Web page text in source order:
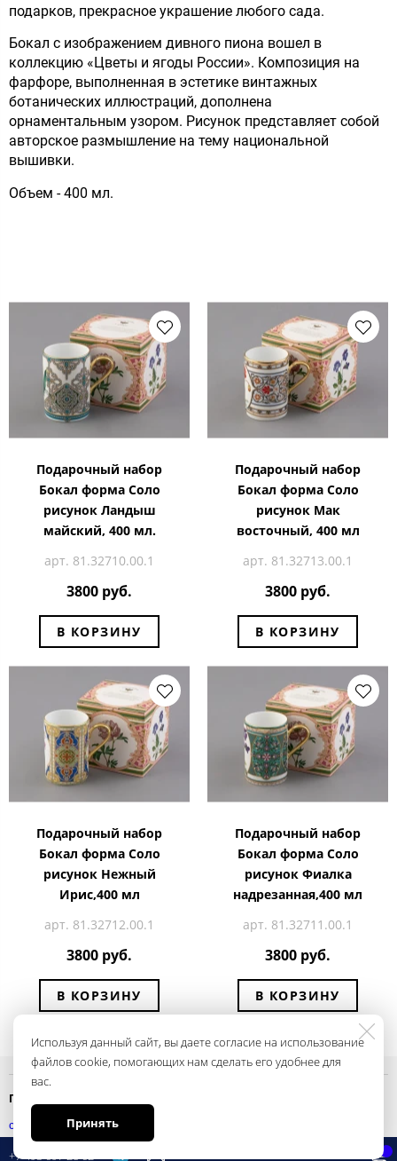
подарков, прекрасное украшение любого сада.
Бокал с изображением дивного пиона вошел в
коллекцию «Цветы и ягоды России». Композиция на
фарфоре, выполненная в эстетике винтажных
ботанических иллюстраций, дополнена
орнаментальным узором. Рисунок представляет собой
авторское размышление на тему национальной
вышивки.
Объем - 400 мл.
Подарочный набор
Бокал форма Соло
рисунок Ландыш
майский, 400 мл.
арт. 81.32710.00.1
3800 руб.
В КОРЗИНУ
Подарочный набор
Бокал форма Соло
рисунок Мак
восточный, 400 мл
арт. 81.32713.00.1
3800 руб.
В КОРЗИНУ
Подарочный набор
Бокал форма Соло
рисунок Нежный
Ирис,400 мл
арт. 81.32712.00.1
3800 руб.
В КОРЗИНУ
Подарочный набор
Бокал форма Соло
рисунок Фиалка
надрезанная,400 мл
арт. 81.32711.00.1
3800 руб.
В КОРЗИНУ
Используя данный сайт, вы даете согласие на использование
файлов cookie, помогающих нам сделать его удобнее для
вас.
Принять
+7 495 697 28 62
Политика конфиденциальности
смотреть